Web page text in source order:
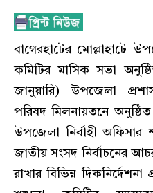
বাগেরহাটের মোল্লাহাটে
কমিটির মাসিক সভা
জানুয়ারি) উপজেলা
পরিষদ মিলনায়তনে
উপজেলা নির্বাহী অফিসার
জাতীয় সংসদ নির্বাচনের
রাখার বিভিন্ন